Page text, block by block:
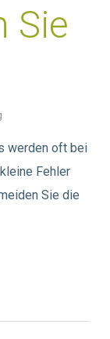
Sie
werden oft bei
Fehler
Sie die